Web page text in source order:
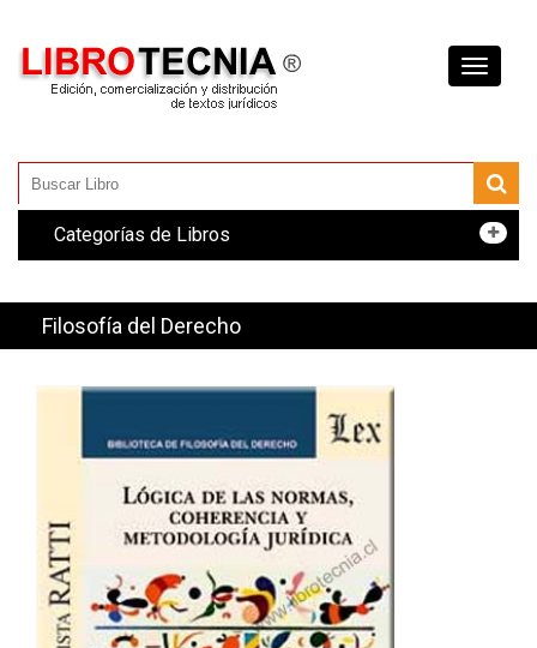
Toggle
Categorías de Libros
Filosofía del Derecho